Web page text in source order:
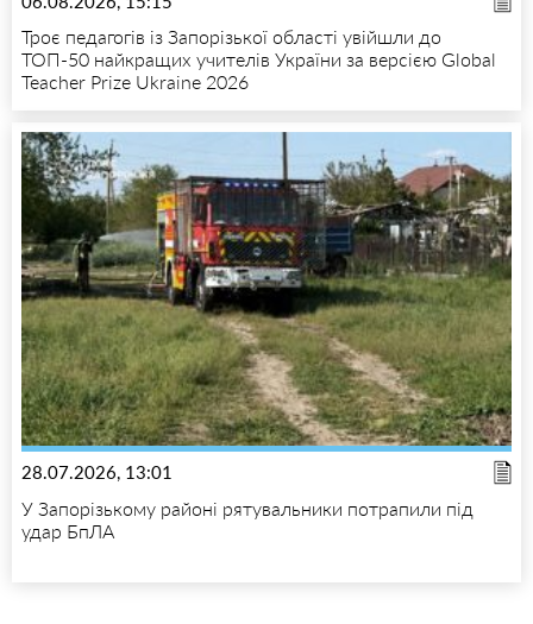
Троє педагогів із Запорізької області увійшли до
ТОП-50 найкращих учителів України за версією Global
Teacher Prize Ukraine 2026
28.07.2026, 13:01
У Запорізькому районі рятувальники потрапили під
удар БпЛА